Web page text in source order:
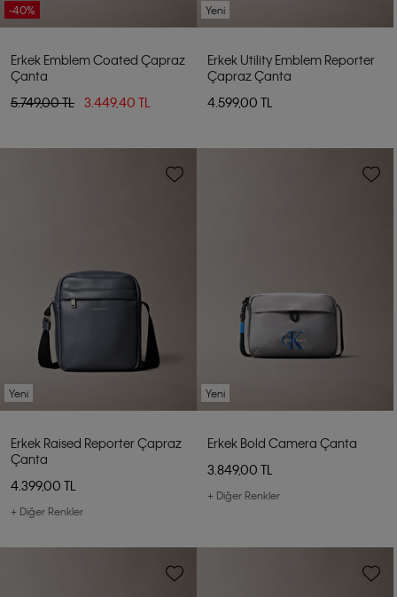
-40%
Erkek Emblem Coated Çapraz
Çanta
5.749,00 TL
3.449,40 TL
Yeni
Erkek Utility Emblem Reporter
Çapraz Çanta
4.599,00 TL
Yeni
Erkek Raised Reporter Çapraz
Çanta
4.399,00 TL
+ Diğer Renkler
Yeni
Erkek Bold Camera Çanta
3.849,00 TL
+ Diğer Renkler